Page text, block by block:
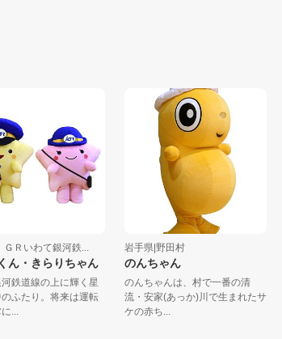
|ＩＧＲいわて銀河鉄...
がくん・きらりちゃん
銀河鉄道線の上に輝く星
中のふたり。将来は運転
掌に...
岩手県|野田村
のんちゃん
のんちゃんは、村で一番の清
流・安家(あっか)川で生まれたサ
ケの赤ち...